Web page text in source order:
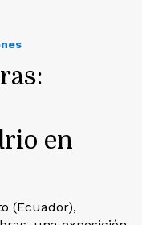
en
(Ecuador),